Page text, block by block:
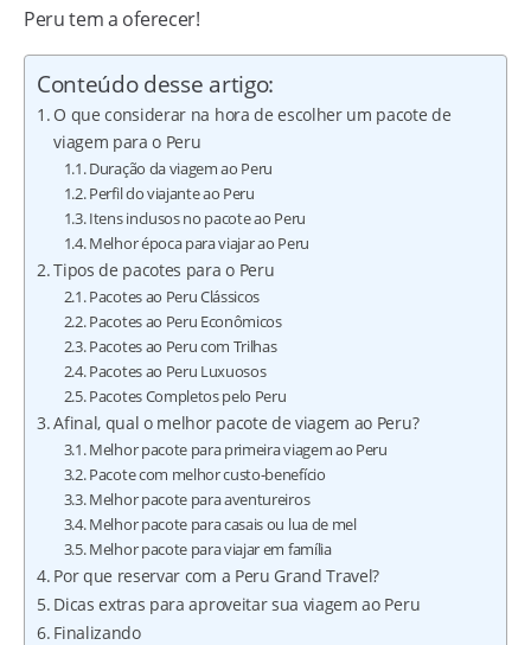
Peru tem a oferecer!
Conteúdo desse artigo:
O que considerar na hora de escolher um pacote de
viagem para o Peru
Duração da viagem ao Peru
Perfil do viajante ao Peru
Itens inclusos no pacote ao Peru
Melhor época para viajar ao Peru
Tipos de pacotes para o Peru
Pacotes ao Peru Clássicos
Pacotes ao Peru Econômicos
Pacotes ao Peru com Trilhas
Pacotes ao Peru Luxuosos
Pacotes Completos pelo Peru
Afinal, qual o melhor pacote de viagem ao Peru?
Melhor pacote para primeira viagem ao Peru
Pacote com melhor custo-benefício
Melhor pacote para aventureiros
Melhor pacote para casais ou lua de mel
Melhor pacote para viajar em família
Por que reservar com a Peru Grand Travel?
Dicas extras para aproveitar sua viagem ao Peru
Finalizando